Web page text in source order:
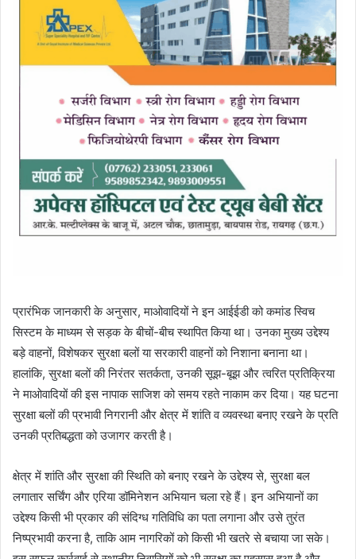
प्रारंभिक जानकारी के अनुसार, माओवादियों ने इन आईईडी को कमांड स्विच
सिस्टम के माध्यम से सड़क के बीचों-बीच स्थापित किया था। उनका मुख्य उद्देश्य
बड़े वाहनों, विशेषकर सुरक्षा बलों या सरकारी वाहनों को निशाना बनाना था।
हालांकि, सुरक्षा बलों की निरंतर सतर्कता, उनकी सूझ-बूझ और त्वरित प्रतिक्रिया
ने माओवादियों की इस नापाक साजिश को समय रहते नाकाम कर दिया। यह घटना
सुरक्षा बलों की प्रभावी निगरानी और क्षेत्र में शांति व व्यवस्था बनाए रखने के प्रति
उनकी प्रतिबद्धता को उजागर करती है।
क्षेत्र में शांति और सुरक्षा की स्थिति को बनाए रखने के उद्देश्य से, सुरक्षा बल
लगातार सर्चिंग और एरिया डॉमिनेशन अभियान चला रहे हैं। इन अभियानों का
उद्देश्य किसी भी प्रकार की संदिग्ध गतिविधि का पता लगाना और उसे तुरंत
निष्प्रभावी करना है, ताकि आम नागरिकों को किसी भी खतरे से बचाया जा सके।